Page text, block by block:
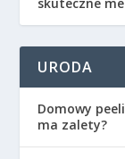
URODA
Domowy
ma zalety?